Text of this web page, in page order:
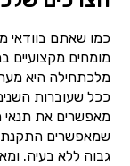
כמו שאתם בוודאי
מומחים
מלכתחילה היא
ככל שעוברות
שמאפשרים התקנת
גבוה ללא בעיה.